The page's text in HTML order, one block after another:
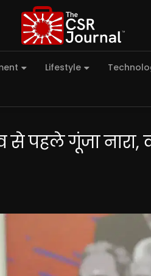
Lifestyle
पहले गूंजा नारा,